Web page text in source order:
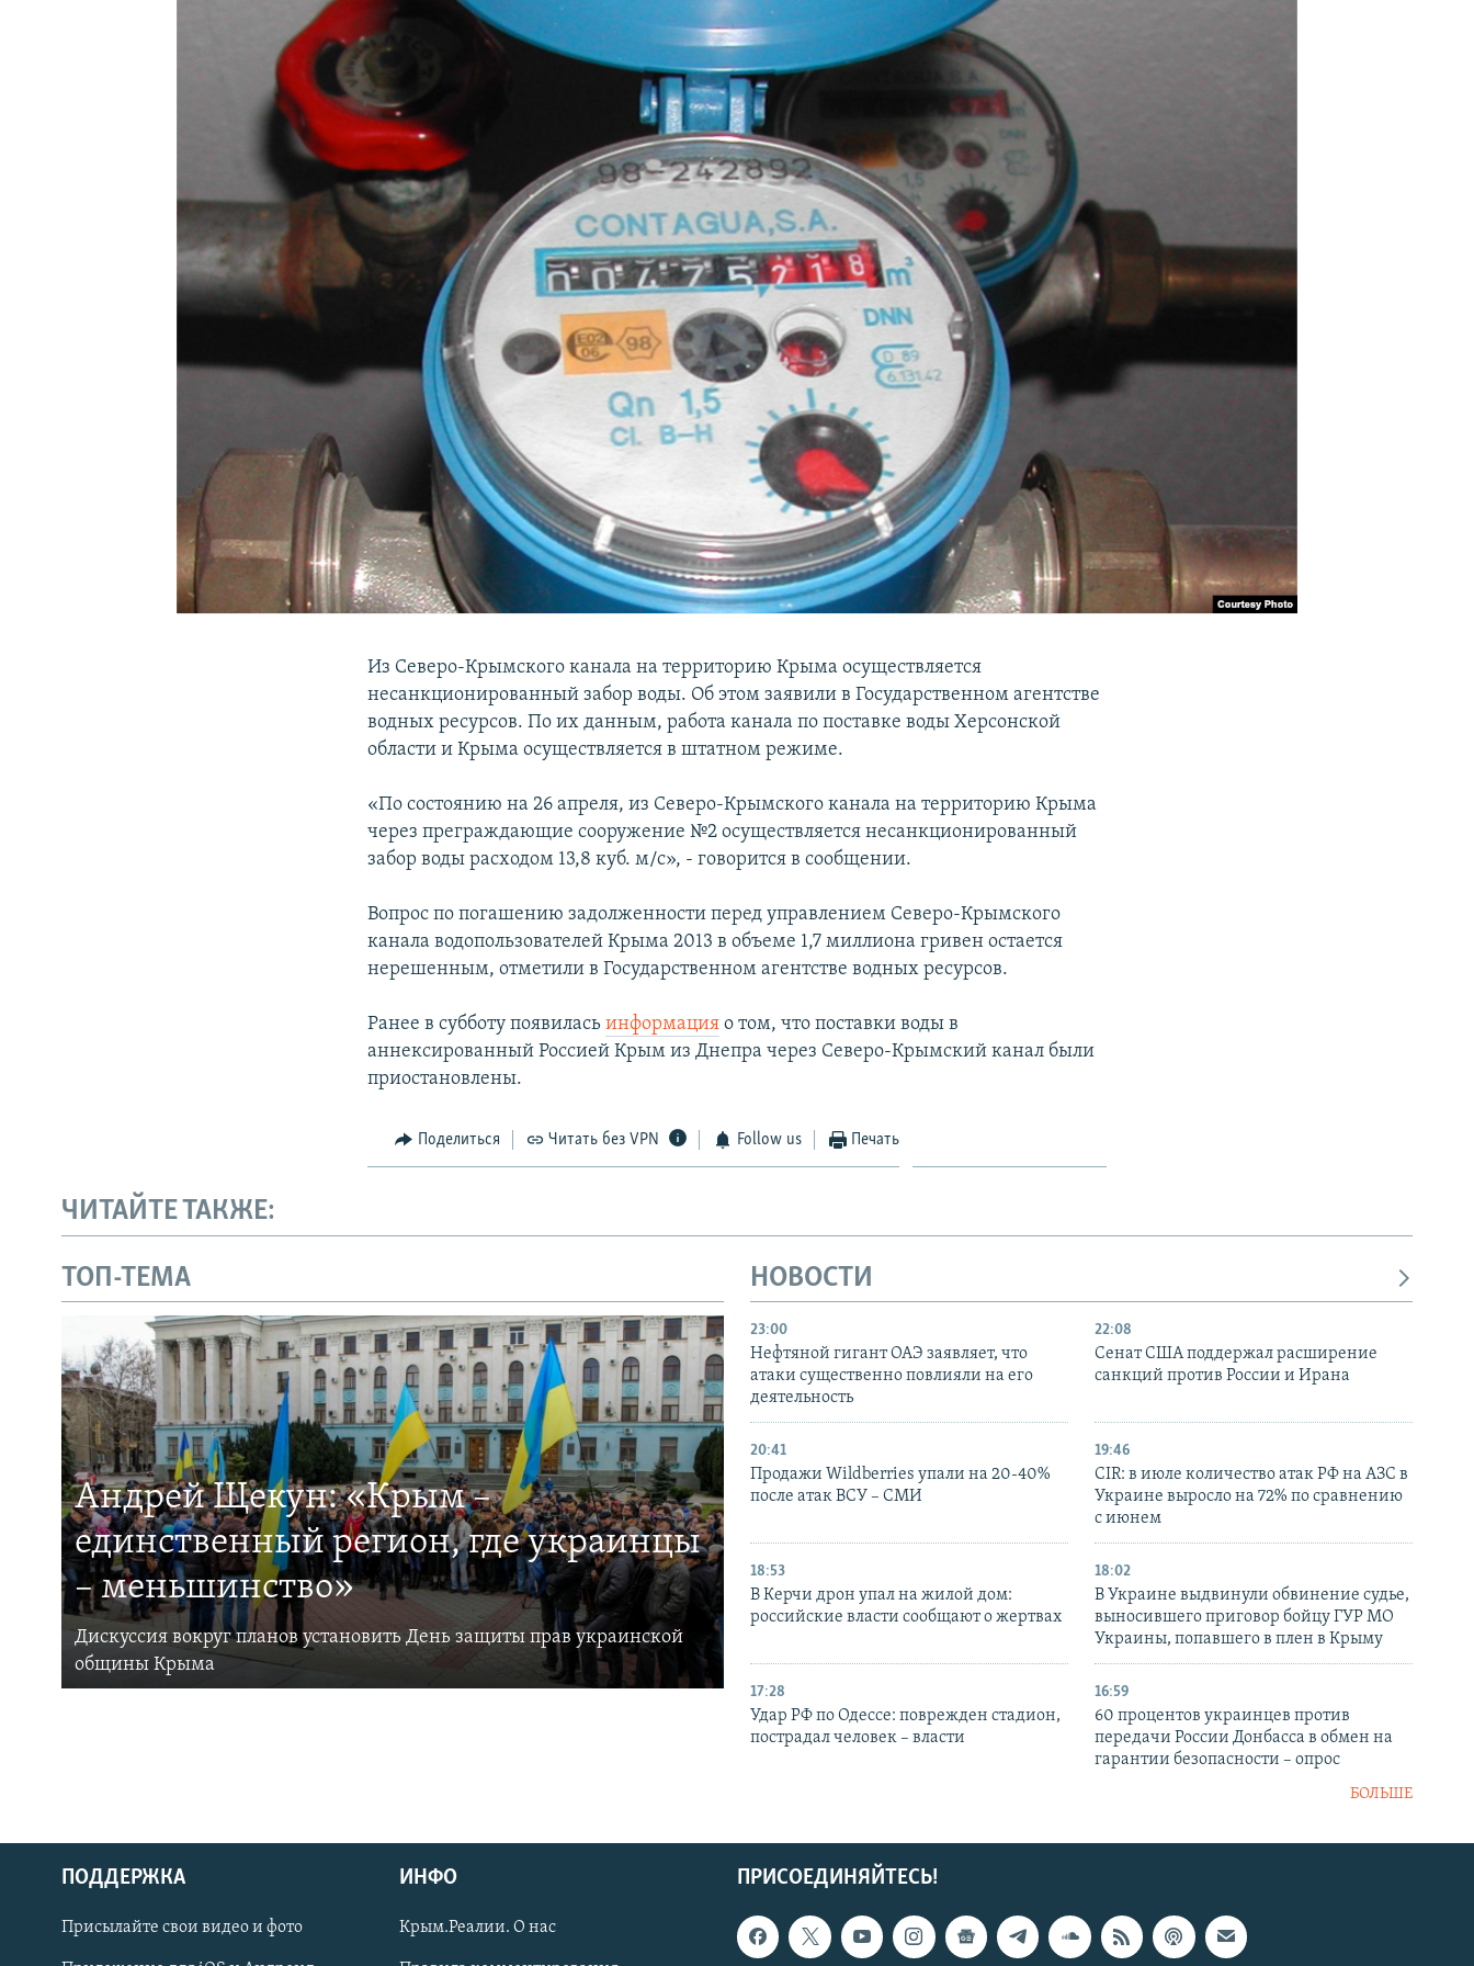
Українською
Qırımtatar
Из Северо-Крымского канала на территорию Крыма осуществляется
несанкционированный забор воды. Об этом заявили в Государственном агентстве
водных ресурсов. По их данным, работа канала по поставке воды Херсонской
области и Крыма осуществляется в штатном режиме.
«По состоянию на 26 апреля, из Северо-Крымского канала на территорию Крыма
через преграждающие сооружение №2 осуществляется несанкционированный
забор воды расходом 13,8 куб. м/с», - говорится в сообщении.
Вопрос по погашению задолженности перед управлением Северо-Крымского
канала водопользователей Крыма 2013 в объеме 1,7 миллиона гривен остается
нерешенным, отметили в Государственном агентстве водных ресурсов.
Ранее в субботу появиласьинформация о том, что поставки воды в
аннексированный Россией Крым из Днепра через Северо-Крымский канал были
приостановлены.
Поделиться Читать без VPN Follow us Печать
ЧИТАЙТЕ ТАКЖЕ:
ТОП-ТЕМА
Андрей Щекун: «Крым –
единственный регион, где украинцы
– меньшинство»
Дискуссия вокруг планов установить День защиты прав украинской
общины Крыма
НОВОСТИ
23:00
Нефтяной гигант ОАЭ заявляет, что
атаки существенно повлияли на его
деятельность
22:08
Сенат США поддержал расширение
санкций против России и Ирана
20:41
Продажи Wildberries упали на 20-40%
после атак ВСУ – СМИ
19:46
CIR: в июле количество атак РФ на АЗС в
Украине выросло на 72% по сравнению
с июнем
18:53
В Керчи дрон упал на жилой дом:
российские власти сообщают о жертвах
18:02
В Украине выдвинули обвинение судье,
выносившего приговор бойцу ГУР МО
Украины, попавшего в плен в Крыму
17:28
Удар РФ по Одессе: поврежден стадион,
пострадал человек – власти
16:59
60 процентов украинцев против
передачи России Донбасса в обмен на
гарантии безопасности – опрос
БОЛЬШЕ
ПРИСОЕДИНЯЙТЕСЬ!
ПОДДЕРЖКА
Присылайте свои видео и фото
ИНФО
Крым.Реалии. О нас